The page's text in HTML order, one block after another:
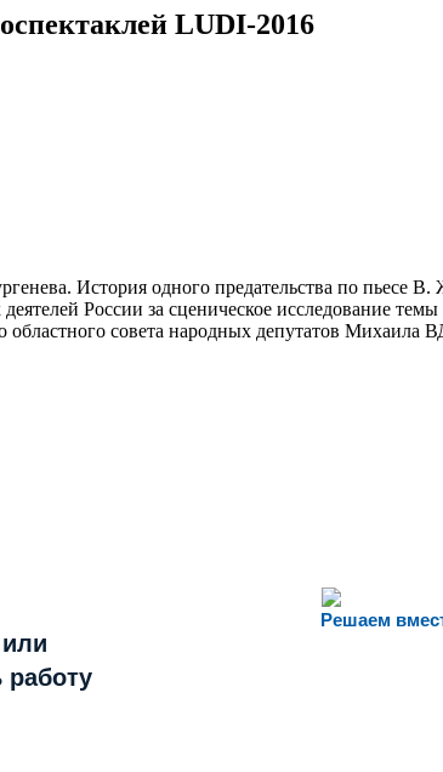
LUDI-2016
История одного предательства по
России за сценическое исследование
областного совета народных депутатов
Решаем
работу